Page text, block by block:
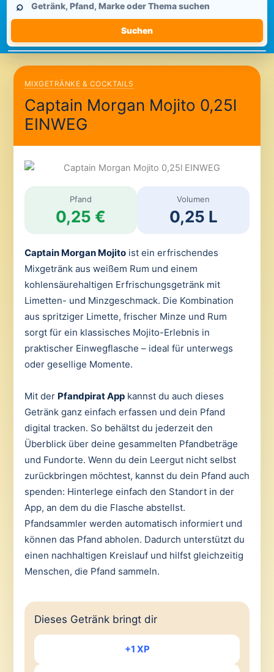
durchsuchen
⌕
Suchen
MIXGETRÄNKE & COCKTAILS
Captain Morgan Mojito 0,25l
EINWEG
Pfand
0,25 €
Volumen
0,25 L
Captain Morgan Mojitoist ein erfrischendes
Mixgetränk aus weißem Rum und einem
kohlensäurehaltigen Erfrischungsgetränk mit
Limetten- und Minzgeschmack. Die Kombination
aus spritziger Limette, frischer Minze und Rum
sorgt für ein klassisches Mojito-Erlebnis in
praktischer Einwegflasche – ideal für unterwegs
oder gesellige Momente.
Mit der Pfandpirat Appkannst du auch dieses
Getränk ganz einfach erfassen und dein Pfand
digital tracken. So behältst du jederzeit den
Überblick über deine gesammelten Pfandbeträge
und Fundorte. Wenn du dein Leergut nicht selbst
zurückbringen möchtest, kannst du dein Pfand auch
spenden: Hinterlege einfach den Standort in der
App, an dem du die Flasche abstellst.
Pfandsammler werden automatisch informiert und
können das Pfand abholen. Dadurch unterstützt du
einen nachhaltigen Kreislauf und hilfst gleichzeitig
Menschen, die Pfand sammeln.
Dieses Getränk bringt dir
+1 XP